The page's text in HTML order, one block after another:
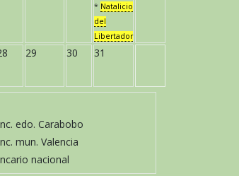
* Natalicio
del
Libertador
29 30 31
edo. Carabobo
mun. Valencia
nacional